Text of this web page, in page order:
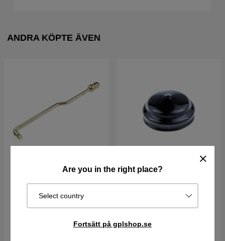
Are you in the right place?
Select country
Fortsätt på gplshop.se
ANDRA KÖPTE ÄVEN